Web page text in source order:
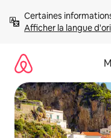
directement
Afficher la langue